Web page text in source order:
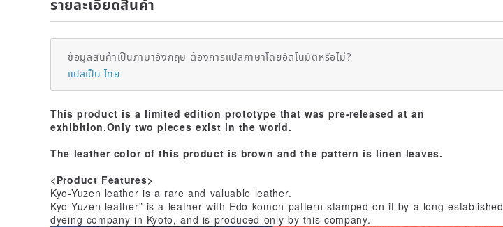
ข้อมูลสินค้าเป็นภาษาอังกฤษ ต้องการแปลภาษาโดยอัตโนมัติหรือไม่?
แปลเป็น ไทย
This product is a limited edition prototype that was pre-released at an
exhibition.Only two pieces exist in the world.
The leather color of this product is brown and the pattern is linen leaves.
<Product Features>
Kyo-Yuzen leather is a rare and valuable leather.
Kyo-Yuzen leather” is a leather with Edo komon pattern stamped on it by a long-established
dyeing company in Kyoto, and is produced only by this company.